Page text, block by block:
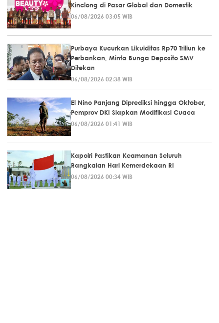
Kinclong di Pasar Global dan Domestik
06/08/2026 03:05 WIB
Purbaya Kucurkan Likuiditas Rp70 Triliun ke
Perbankan, Minta Bunga Deposito SMV
Ditekan
06/08/2026 02:38 WIB
El Nino Panjang Diprediksi hingga Oktober,
Pemprov DKI Siapkan Modifikasi Cuaca
06/08/2026 01:41 WIB
Kapolri Pastikan Keamanan Seluruh
Rangkaian Hari Kemerdekaan RI
06/08/2026 00:34 WIB